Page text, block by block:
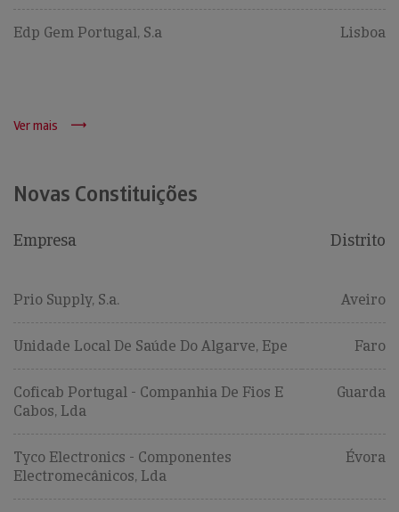
Edp Gem Portugal, S.a Lisboa
Ver mais
Novas Constituições
Empresa Distrito
Prio Supply, S.a. Aveiro
Unidade Local De Saúde Do Algarve, Epe Faro
Coficab Portugal - Companhia De Fios E
Cabos, Lda
Guarda
Tyco Electronics - Componentes
Electromecânicos, Lda
Évora